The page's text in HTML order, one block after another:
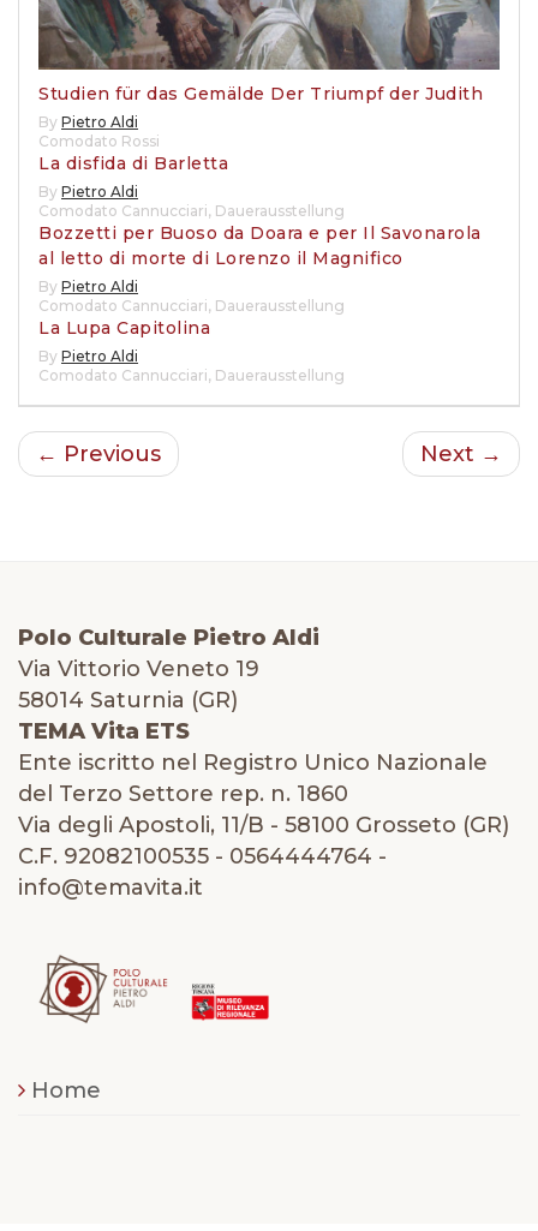
Studien für das Gemälde Der Triumpf der Judith
By Pietro Aldi
Comodato Rossi
La disfida di Barletta
By Pietro Aldi
Comodato Cannucciari, Dauerausstellung
Bozzetti per Buoso da Doara e per Il Savonarola
al letto di morte di Lorenzo il Magnifico
By Pietro Aldi
Comodato Cannucciari, Dauerausstellung
La Lupa Capitolina
By Pietro Aldi
Comodato Cannucciari, Dauerausstellung
← Previous Next →
Polo Culturale Pietro Aldi
Via Vittorio Veneto 19
58014 Saturnia (GR)
TEMA Vita ETS
Ente iscritto nel Registro Unico Nazionale
del Terzo Settore rep. n. 1860
Via degli Apostoli, 11/B - 58100 Grosseto (GR)
C.F. 92082100535 - 0564444764 -
info@temavita.it
Home